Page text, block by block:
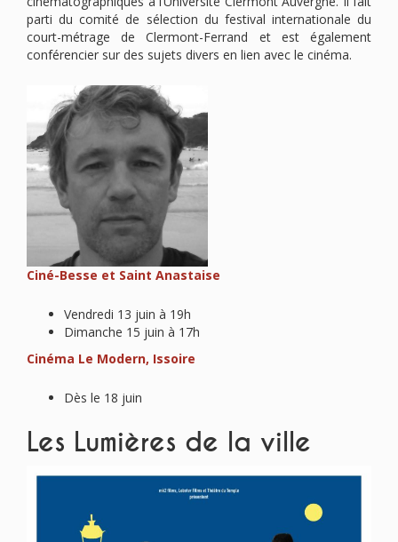
parti du comité de sélection du festival internationale du
court-métrage de Clermont-Ferrand et est également
conférencier sur des sujets divers en lien avec le cinéma.
Ciné-Besse et Saint Anastaise
Vendredi 13 juin à 19h
Dimanche 15 juin à 17h
Cinéma Le Modern, Issoire
Dès le 18 juin
Les Lumières de la ville